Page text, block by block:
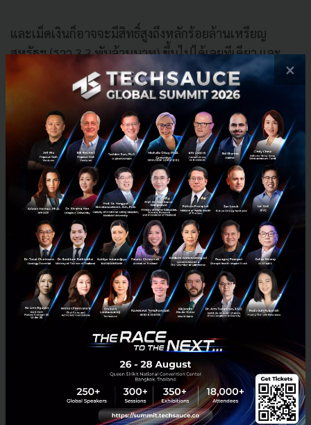
และเม็ดเงินก็อาจจะมีสิทธิ์สูงถึงหลักร้อยล้านเหรียญ
สหรัฐฯ (ราว 3.3 พันล้านบาท) ขึ้นไปได้เลยทีเดียว และ
บริษัทที่จะมาสนับสนุนเม็ดเงินระดับนี้ได้นั้น มักเป็นกลุ่ม
ทุนที่มักจะลงทุนโดยองค์กรที่เป็น private equity firm
กลุ่มกองทุนป้องกันความเสี่ยง ชื่อบริษัทที่เรามักจะคุ้นๆ หู
ก็อย่างกลุ่ม Goldman Sachs, Morgan Stanley, DST,
Tiger และกลุ่มธนาคารเพื่อการลงทุนต่างๆ
แม้ว่าตัวเลขอาจจะไม่ได้มีความแน่นอนถึงการสนับสนุนใน
ระดับต่างๆ และในแต่ละภูมิภาคอาจมีการนิยามที่แตกต่าง
กันไปบ้าง แต่ทั้งหมดนี้ก็เป็นสิ่งที่ทีมงานนำมาบอกเล่าให้
บรรดา Startup ไทยได้มีข้อมูลไว้อ้างอิงเพิ่มเติม สุดท้าย
ทีมงาน thumbsup ก็ขอเป็นกำลังใจให้กับ Startup ไทย
ทุกราย เราจะยังอยู่เคียงข้าง ขอเป็นส่วนหนึ่งของผู้ที่
สนับสนุนเพื่อนำพาสู่ความสำเร็จร่วมกันต่อไปนะครับ
Elad Blog
บทความนี้เผยแพร่ครั้งแรกที่ thumbsup.in.th
×